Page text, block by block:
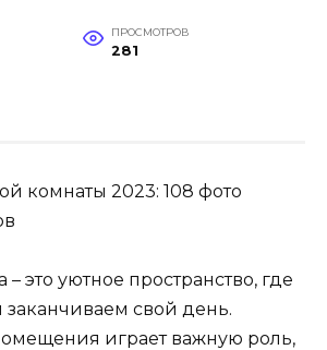
ПРОСМОТРОВ
281
– это уютное пространство, где
свой день.
играет важную роль,